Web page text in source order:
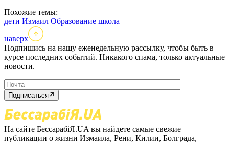
Похожие темы:
дети Измаил Образование школа
наверх
Подпишись на нашу еженедельную рассылку, чтобы быть в
курсе последних событий. Никакого спама, только актуальные
новости.
Подписаться
На сайте БессарабіЯ.UA вы найдете самые свежие
публикации о жизни Измаила, Рени, Килии, Болграда,